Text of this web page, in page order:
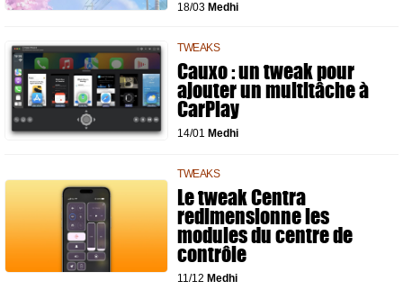
18/03 Medhi
TWEAKS
Cauxo : un tweak pour
ajouter un multitâche à
CarPlay
14/01 Medhi
TWEAKS
Le tweak Centra
redimensionne les
modules du centre de
contrôle
11/12 Medhi